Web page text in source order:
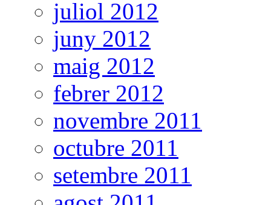
juliol 2012
juny 2012
maig 2012
febrer 2012
novembre 2011
octubre 2011
setembre 2011